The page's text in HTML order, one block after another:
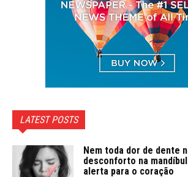
LATEST POSTS
Nem toda dor de dente
desconforto na
alerta para o coração